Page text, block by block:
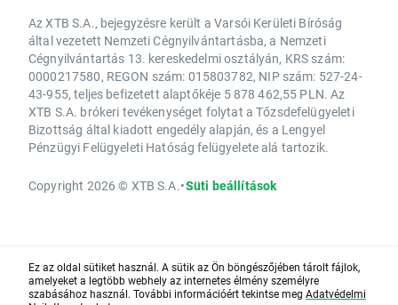
Az XTB S.A., bejegyzésre került a Varsói Kerületi Bíróság
által vezetett Nemzeti Cégnyilvántartásba, a Nemzeti
Cégnyilvántartás 13. kereskedelmi osztályán, KRS szám:
0000217580, REGON szám: 015803782, NIP szám: 527-24-
43-955, teljes befizetett alaptőkéje 5 878 462,55 PLN. Az
XTB S.A. brókeri tevékenységet folytat a Tőzsdefelügyeleti
Bizottság által kiadott engedély alapján, és a Lengyel
Pénzügyi Felügyeleti Hatóság felügyelete alá tartozik.
Copyright 2026 © XTB S.A.•Süti beállítások
Ez az oldal sütiket használ. A sütik az Ön böngészőjében tárolt fájlok,
amelyeket a legtöbb webhely az internetes élmény személyre
szabásához használ. További információért tekintse meg Adatvédelmi